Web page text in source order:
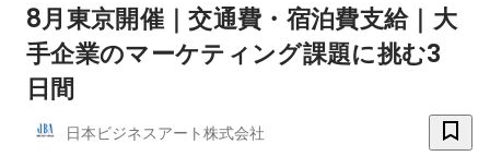
8月東京開催｜交通費・宿泊費支給｜大
手企業のマーケティング課題に挑む3
日間
日本ビジネスアート株式会社